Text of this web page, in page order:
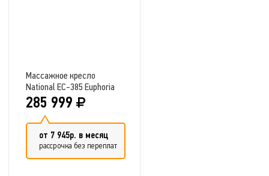
Массажное кресло
National EC-385 Euphoria
285 999
от 7 945р. в месяц
рассрочка без переплат